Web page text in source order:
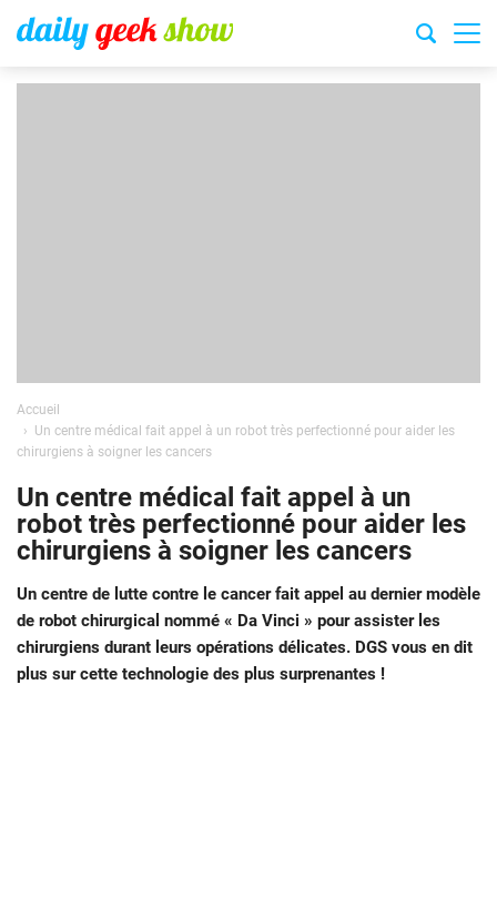
Accueil
Un centre médical fait appel à un robot très perfectionné pour aider les
chirurgiens à soigner les cancers
Un centre médical fait appel à un
robot très perfectionné pour aider les
chirurgiens à soigner les cancers
Un centre de lutte contre le cancer fait appel au dernier modèle
de robot chirurgical nommé « Da Vinci » pour assister les
chirurgiens durant leurs opérations délicates. DGS vous en dit
plus sur cette technologie des plus surprenantes !